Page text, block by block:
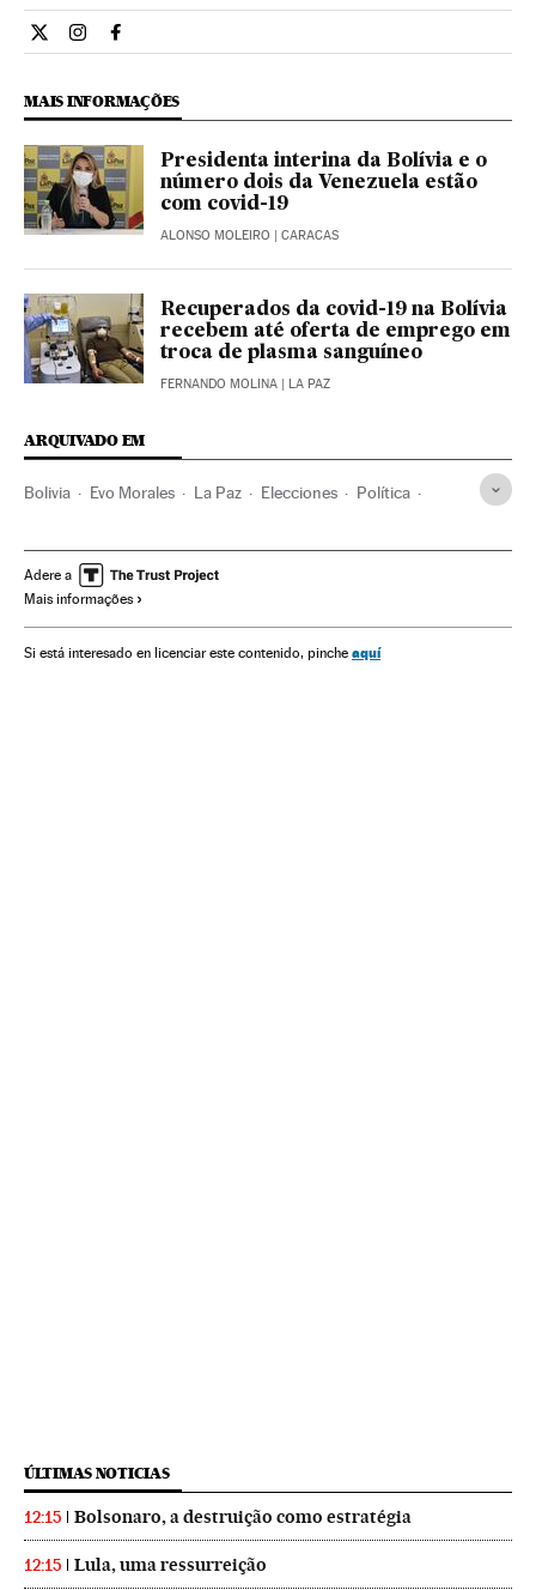
Internacional El País Brasil en Twitter
Internacional El País Brasil en Instagram
Internacional El País Brasil en Facebook
MAIS INFORMAÇÕES
Presidenta interina da Bolívia e o
número dois da Venezuela estão
com covid-19
ALONSO MOLEIRO | CARACAS
Recuperados da covid-19 na Bolívia
recebem até oferta de emprego em
troca de plasma sanguíneo
FERNANDO MOLINA | LA PAZ
ARQUIVADO EM
Bolivia Evo Morales La Paz Elecciones Política
Protestas sociales
Adere a
Mais informações
Si está interesado en licenciar este contenido, pinche aquí
ÚLTIMAS NOTICIAS
12:15 Bolsonaro, a destruição como estratégia
12:15 Lula, uma ressurreição